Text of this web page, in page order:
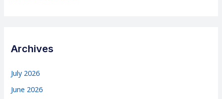
Archives
July 2026
June 2026